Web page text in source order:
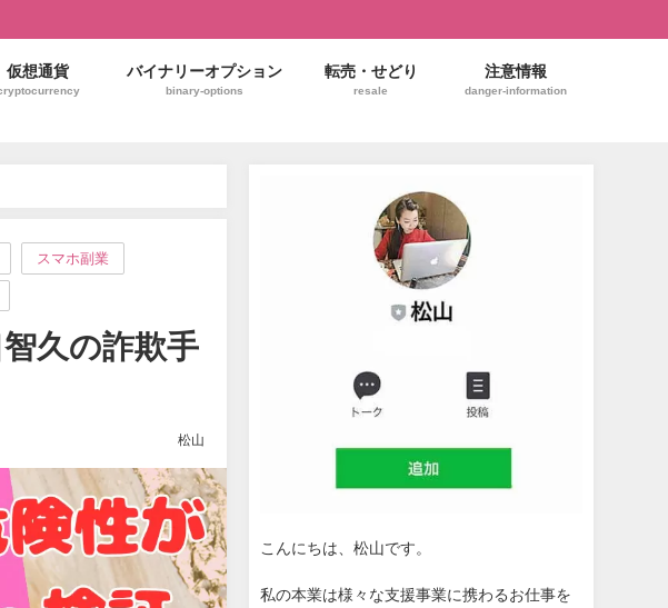
仮想通貨 バイナリーオプション
binary-options
転売・せどり
resale
注意情報
danger-information
スマホ副業
久の詐欺手
松山
こんにちは、松山です。
私の本業は様々な支援事業に携わるお仕事を